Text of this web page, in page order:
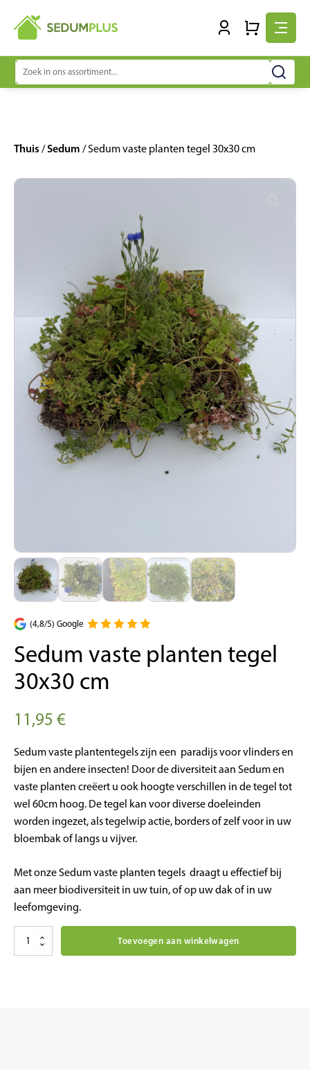
Zoeken
naar:
Thuis /Sedum / Sedum vaste planten tegel 30x30 cm
(4,8/5) Google
Sedum vaste planten tegel
30x30 cm
11,95 €
Sedum vaste plantentegels zijn een paradijs voor vlinders en
bijen en andere insecten! Door de diversiteit aan Sedum en
vaste planten creëert u ook hoogte verschillen in de tegel tot
wel 60cm hoog. De tegel kan voor diverse doeleinden
worden ingezet, als tegelwip actie, borders of zelf voor in uw
bloembak of langs u vijver.
Met onze Sedum vaste planten tegels draagt u effectief bij
aan meer biodiversiteit in uw tuin, of op uw dak of in uw
leefomgeving.
Sedum
Toevoegen aan winkelwagen